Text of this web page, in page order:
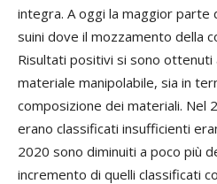
integra. A oggi la maggior parte
suini dove il mozzamento della
Risultati positivi si sono ottenuti
materiale manipolabile, sia in
composizione dei materiali. Nel
erano classificati insufficienti
2020 sono diminuiti a poco più
incremento di quelli classificati